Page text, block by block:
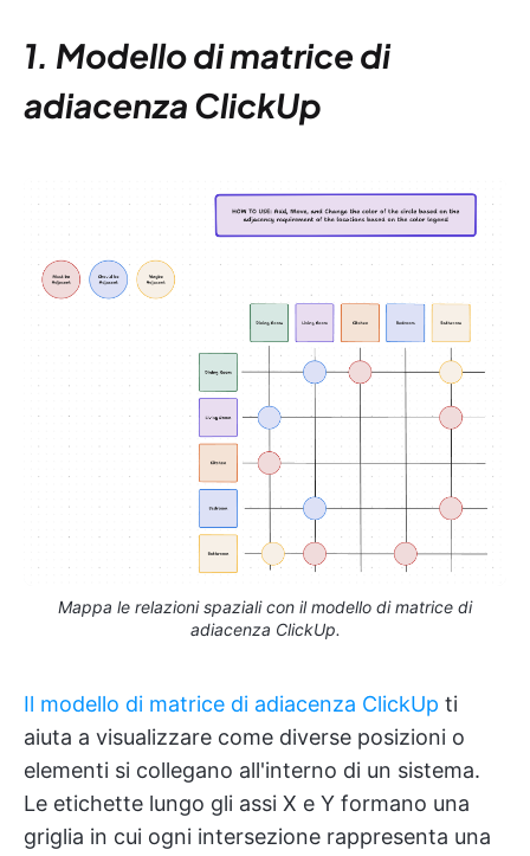
1. Modello di matrice di
adiacenza ClickUp
Mappa le relazioni spaziali con il modello di matrice di
adiacenza ClickUp.
Il modello di matrice di adiacenza ClickUp ti
aiuta a visualizzare come diverse posizioni o
elementi si collegano all'interno di un sistema.
Le etichette lungo gli assi X e Y formano una
griglia in cui ogni intersezione rappresenta una